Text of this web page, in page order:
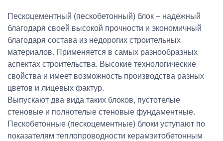
Пескоцементный (пескобетонный) блок – надежный
благодаря своей высокой прочности и экономичный
благодаря состава из недорогих строительных
материалов. Применяется в самых разнообразных
аспектах строительства. Высокие технологические
свойства и имеет возможность производства разных
цветов и лицевых фактур.
Выпускают два вида таких блоков, пустотелые
стеновые и полнотелые стеновые фундаментные.
Пескобетонные (пескоцементные) блоки уступают по
показателям теплопроводности керамзитобетонным